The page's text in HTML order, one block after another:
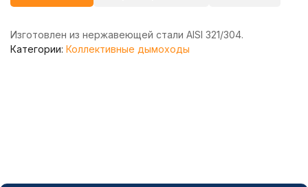
Изготовлен из нержавеющей стали AISI 321/304.
Категории: Коллективные дымоходы